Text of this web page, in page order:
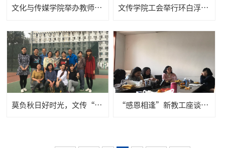
文化与传媒学院举办教师基本功大赛 文传学院工会举行环白浮泉湿地公园健步走活动
莫负秋日好时光，文传“绳”采舞飞扬——文传学院代表队参加集体跳绳比赛纪实 “感恩相逢”新教工座谈会——文传学院工会系列活动之四